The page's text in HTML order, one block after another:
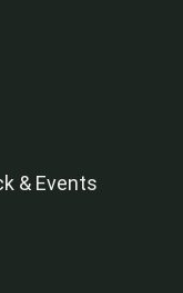
& Events